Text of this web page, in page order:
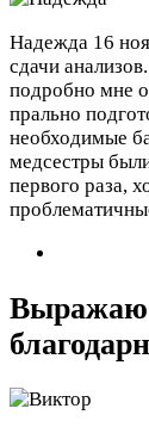
Надежда 16
сдачи
подробно мне
прально
необходимые
медсестры
первого раза,